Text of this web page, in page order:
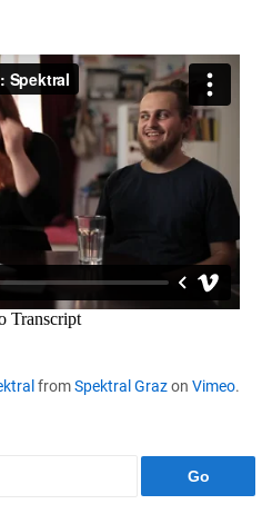
fromSpektral Grazon Vimeo.